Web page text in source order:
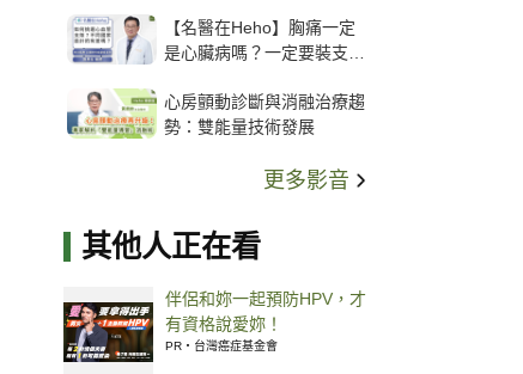
【名醫在Heho】胸痛一定
是心臟病嗎？一定要裝支
解析支架種類、風險與選擇
關鍵
心房顫動診斷與消融治療趨
勢：雙能量技術發展
更多影音
其他人正在看
伴侶和妳一起預防HPV，才
有資格說愛妳！
PR・台灣癌症基金會